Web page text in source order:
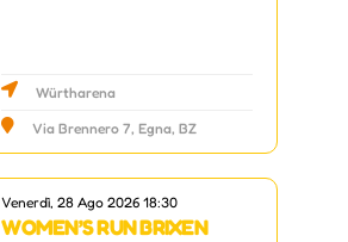
Würtharena
Via Brennero 7, Egna, BZ
Venerdì, 28 Ago 2026 18:30
WOMEN’S RUN BRIXEN